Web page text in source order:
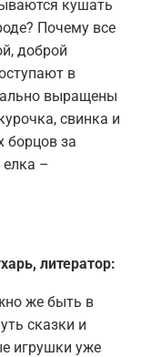
кушать
Почему все
доброй
в
выращены
свинка и
борцов за
елка –
литератор:
же быть в
сказки и
игрушки уже